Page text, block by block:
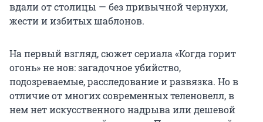
вдали от столицы — без привычной чернухи,
жести и избитых шаблонов.
На первый взгляд, сюжет сериала «Когда горит
огонь» не нов: загадочное убийство,
подозреваемые, расследование и развязка. Но в
отличие от многих современных теленовелл, в
нем нет искусственного надрыва или дешевой